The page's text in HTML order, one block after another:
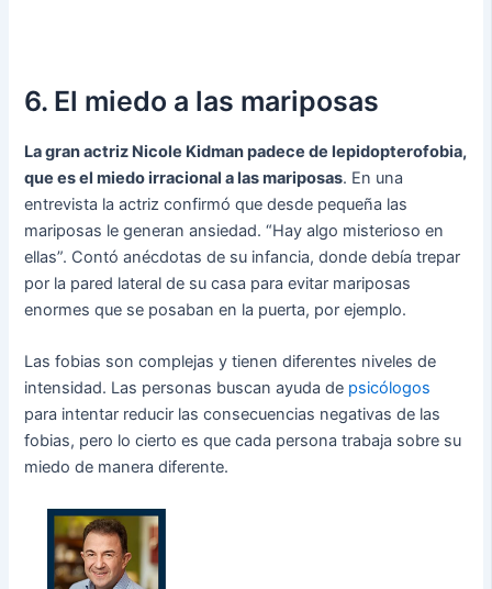
6. El miedo a las mariposas
La gran actriz Nicole Kidman padece de lepidopterofobia,
que es el miedo irracional a las mariposas. En una
entrevista la actriz confirmó que desde pequeña las
mariposas le generan ansiedad. “Hay algo misterioso en
ellas”. Contó anécdotas de su infancia, donde debía trepar
por la pared lateral de su casa para evitar mariposas
enormes que se posaban en la puerta, por ejemplo.
Las fobias son complejas y tienen diferentes niveles de
intensidad. Las personas buscan ayuda de psicólogos
para intentar reducir las consecuencias negativas de las
fobias, pero lo cierto es que cada persona trabaja sobre su
miedo de manera diferente.